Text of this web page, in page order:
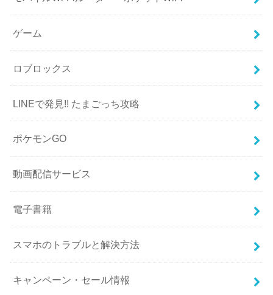
ゲーム
ロブロックス
LINEで発見!! たまごっち攻略
ポケモンGO
動画配信サービス
電子書籍
スマホのトラブルと解決方法
キャンペーン・セール情報